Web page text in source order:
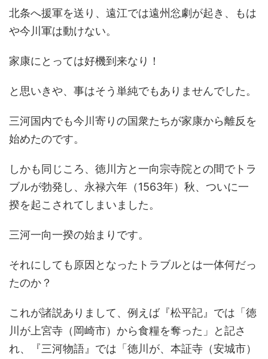
北条へ援軍を送り、遠江では遠州忩劇が起き、もは
や今川軍は動けない。
家康にとっては好機到来なり！
と思いきや、事はそう単純でもありませんでした。
三河国内でも今川寄りの国衆たちが家康から離反を
始めたのです。
しかも同じころ、徳川方と一向宗寺院との間でトラ
ブルが勃発し、永禄六年（1563年）秋、ついに一
揆を起こされてしまいました。
三河一向一揆の始まりです。
それにしても原因となったトラブルとは一体何だっ
たのか？
これが諸説ありまして、例えば『松平記』では「徳
川が上宮寺（岡崎市）から食糧を奪った」と記さ
れ、『三河物語』では「徳川が、本証寺（安城市）